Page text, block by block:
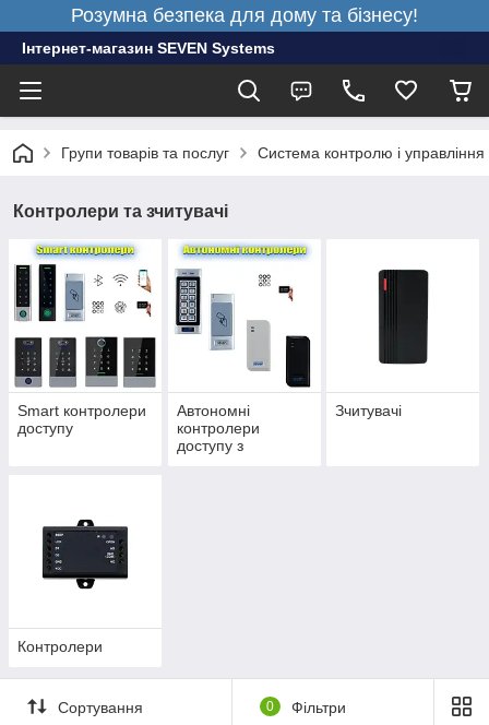
Розумна безпека для дому та бізнесу!
Інтернет-магазин SEVEN Systems
Групи товарів та послуг Система контролю і
Контролери та зчитувачі
Smart контролери
доступу
Автономні
контролери
доступу з
Зчитувачі
Контролери
Сортування 0 Фільтри